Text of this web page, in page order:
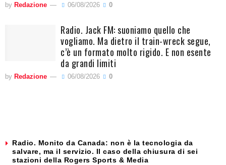
by Redazione 06/08/2026 0
Radio. Jack FM: suoniamo quello che
vogliamo. Ma dietro il train-wreck segue,
c’è un formato molto rigido. E non esente
da grandi limiti
by Redazione 06/08/2026 0
Radio. Monito da Canada: non è la tecnologia da
salvare, ma il servizio. Il caso della chiusura di sei
stazioni della Rogers Sports & Media